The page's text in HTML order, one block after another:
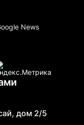
News
дом 2/5